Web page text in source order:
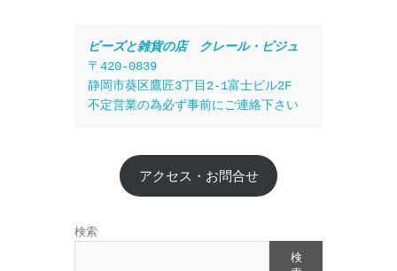
ビーズと雑貨の店　クレール・ビジュ
〒420-0839
静岡市葵区鷹匠3丁目2-1富士ビル2F
不定営業の為必ず事前にご連絡下さい
アクセス・お問合せ
検索
検